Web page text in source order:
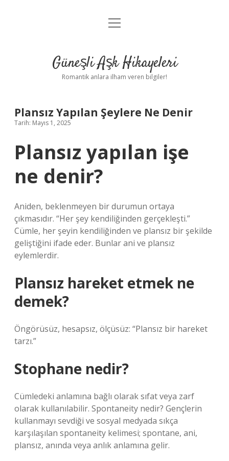
Anasayfa
Yasal Uyarı
menüyü
Güneşli Aşk Hikayeleri
Romantik anlara ilham veren bilgiler!
Plansız Yapılan Şeylere Ne Denir
Tarih: Mayıs 1, 2025
Plansız yapılan işe
ne denir?
Aniden, beklenmeyen bir durumun ortaya
çıkmasıdır. “Her şey kendiliğinden gerçekleşti.”
Cümle, her şeyin kendiliğinden ve plansız bir şekilde
geliştiğini ifade eder. Bunlar ani ve plansız
eylemlerdir.
Plansız hareket etmek ne
demek?
Öngörüsüz, hesapsız, ölçüsüz: “Plansız bir hareket
tarzı.”
Stophane nedir?
Cümledeki anlamına bağlı olarak sıfat veya zarf
olarak kullanılabilir. Spontaneity nedir? Gençlerin
kullanmayı sevdiği ve sosyal medyada sıkça
karşılaşılan spontaneity kelimesi; spontane, ani,
plansız, anında veya anlık anlamına gelir.